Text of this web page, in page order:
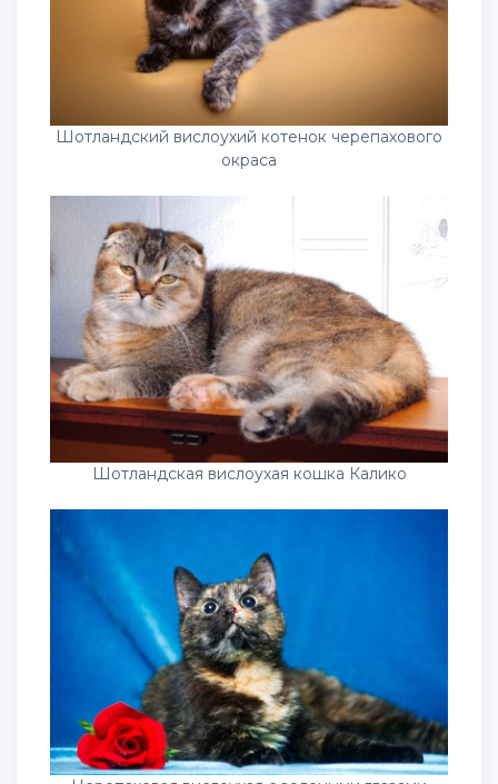
Шотландский вислоухий котенок черепахового
окраса
Шотландская вислоухая кошка Калико